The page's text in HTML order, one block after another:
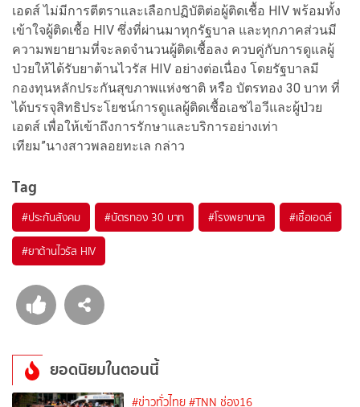
เอดส์ ไม่มีการตีตราและเลือกปฏิบัติต่อผู้ติดเชื้อ HIV พร้อมทั้ง
เข้าใจผู้ติดเชื้อ HIV ซึ่งที่ผ่านมาทุกรัฐบาล และทุกภาคส่วนมี
ความพยายามที่จะลดจำนวนผู้ติดเชื้อลง ควบคู่กับการดูแลผู้
ป่วยให้ได้รับยาต้านไวรัส HIV อย่างต่อเนื่อง โดยรัฐบาลมี
กองทุนหลักประกันสุขภาพแห่งชาติ หรือ บัตรทอง 30 บาท ที่
ได้บรรจุสิทธิประโยชน์การดูแลผู้ติดเชื้อเอชไอวีและผู้ป่วย
เอดส์ เพื่อให้เข้าถึงการรักษาและบริการอย่างเท่า
เทียม”นางสาวพลอยทะเล กล่าว
Tag
#ประกันสังคม #บัตรทอง 30 บาท #โรงพยาบาล #เชื้อเอดส์
#ยาต้านไวรัส HIV
ยอดนิยมในตอนนี้
#ข่าวทั่วไทย #TNN ช่อง16